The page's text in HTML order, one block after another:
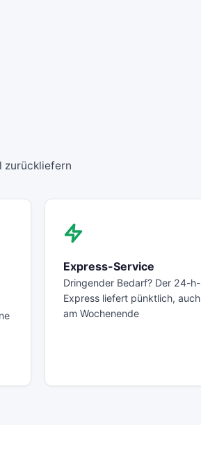
zurückliefern
Express-Service
Dringender Bedarf? Der 24-h-
Express liefert pünktlich, auch
am Wochenende